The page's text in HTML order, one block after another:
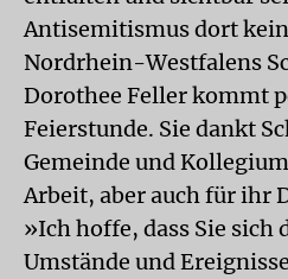
Antisemitismus dort
Nordrhein-Westfalens
Dorothee Feller kommt
Feierstunde. Sie dankt
Gemeinde und
Arbeit, aber auch für ihr
»Ich hoffe, dass Sie sich
Umstände und